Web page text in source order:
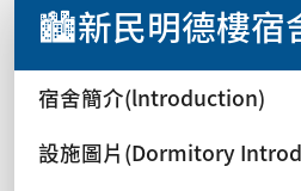
🏙️新民明德樓宿
宿舍簡介(lntroduction)
設施圖片(Dormitory